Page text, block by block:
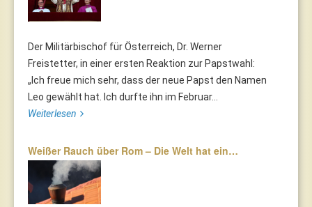
Der Militärbischof für Österreich, Dr. Werner
Freistetter, in einer ersten Reaktion zur Papstwahl:
„Ich freue mich sehr, dass der neue Papst den Namen
Leo gewählt hat. Ich durfte ihn im Februar...
Weiterlesen
Weißer Rauch über Rom – Die Welt hat ein…